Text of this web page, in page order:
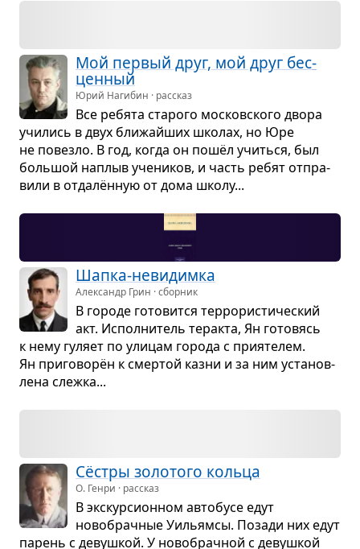
Мой пер­вый друг, мой друг бес­
цен­ный
Юрий Нагибин · рассказ
Все ребята ста­рого москов­ского двора
учи­лись в двух бли­жайших шко­лах, но Юре
не повезло. В год, когда он пошёл учиться, был
боль­шой наплыв уче­ни­ков, и часть ребят отпра­
вили в отдалён­ную от дома школу...
Шапка-неви­димка
Александр Грин · сборник
В городе гото­вится тер­ро­ри­сти­че­ский
акт. Испол­ни­тель тер­акта, Ян гото­вясь
к нему гуляет по ули­цам города с при­я­те­лем.
Ян при­го­ворён к смер­той казни и за ним уста­нов­
лена слежка...
Сёстры золо­того кольца
О. Генри · рассказ
В экс­кур­си­он­ном авто­бусе едут
новобрач­ные Уильямсы. Позади них едут
парень с девуш­кой. У новобрач­ной с девуш­кой